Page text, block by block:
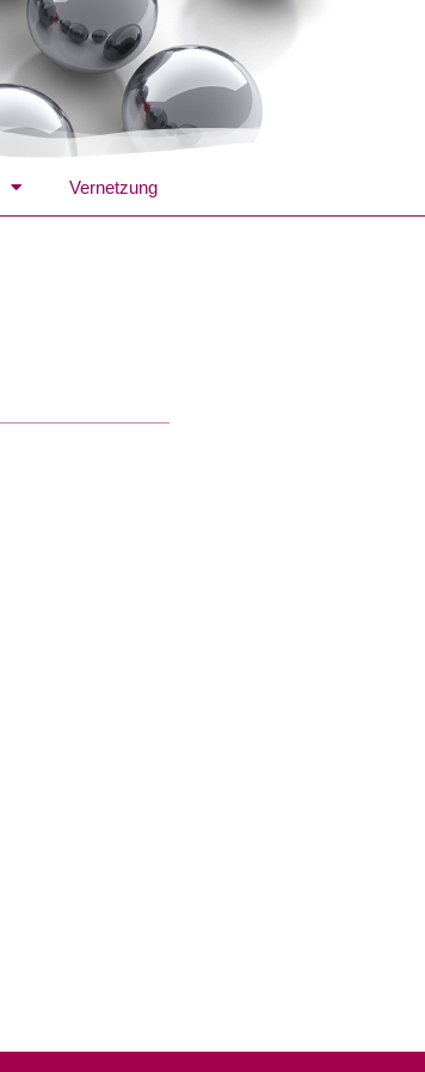
Vernetzung